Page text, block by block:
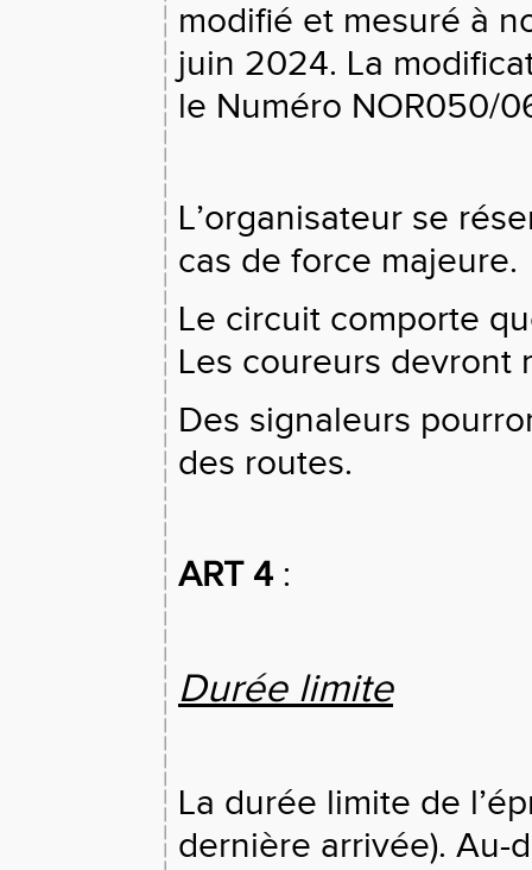
modifié et mesuré à
juin 2024. La
le Numéro NOR050/
L’organisateur se
cas de force majeure.
Le circuit comporte
Les coureurs devront
Des signaleurs
des routes.
ART 4 :
Durée limite
La durée limite de
dernière arrivée). Au-